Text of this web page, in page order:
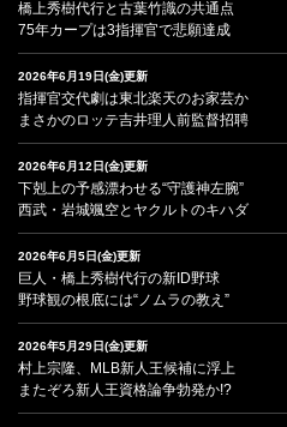
橋上秀樹代行と古葉竹識の共通点
75年カープは3指揮官で悲願達成
2026年6月19日(金)更新
指揮官交代劇は東北楽天のお家芸か
まさかのロッテ吉井理人前監督招聘
2026年6月12日(金)更新
下剋上の予感漂わせる“守護神左腕”
西武・岩城颯空とヤクルトのキハダ
2026年6月5日(金)更新
巨人・橋上秀樹代行の新ID野球
野球観の根底には“ノムラの教え”
2026年5月29日(金)更新
村上宗隆、MLB新人王候補に浮上
またぞろ新人王資格論争勃発か!?